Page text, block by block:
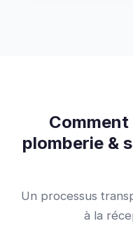
plomberie &
Un processus
à la